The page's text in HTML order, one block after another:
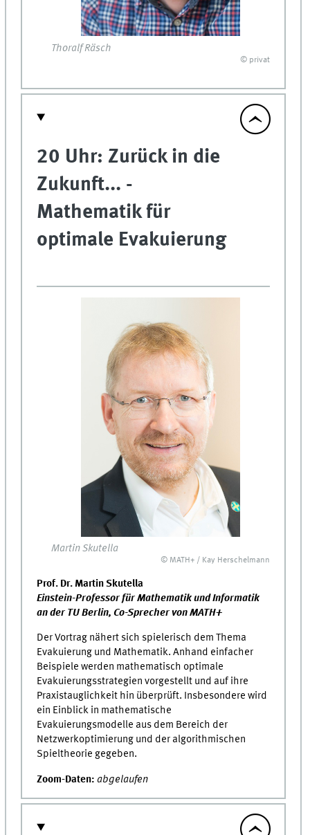
Thoralf Räsch
© privat
20 Uhr: Zurück in die
Zukunft... -
Mathematik für
optimale Evakuierung
Martin Skutella
© MATH+ / Kay Herschelmann
Prof. Dr. Martin Skutella
Einstein-Professor für Mathematik und Informatik
an der TU Berlin, Co-Sprecher von MATH+
Der Vortrag nähert sich spielerisch dem Thema
Evakuierung und Mathematik. Anhand einfacher
Beispiele werden mathematisch optimale
Evakuierungsstrategien vorgestellt und auf ihre
Praxistauglichkeit hin überprüft. Insbesondere wird
ein Einblick in mathematische
Evakuierungsmodelle aus dem Bereich der
Netzwerkoptimierung und der algorithmischen
Spieltheorie gegeben.
Zoom-Daten: abgelaufen